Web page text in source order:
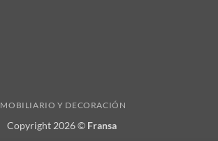
MOBILIARIO Y DECORACIÓN
Copyright 2026 © Fransa